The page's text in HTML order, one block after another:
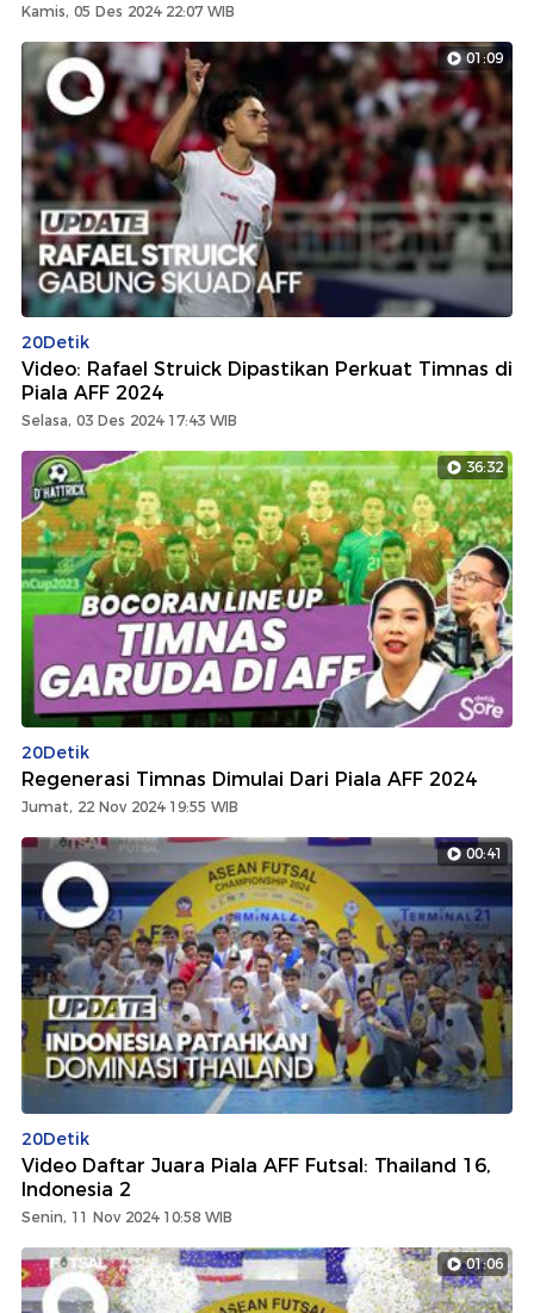
Kamis, 05 Des 2024 22:07 WIB
01:09
20Detik
Video: Rafael Struick Dipastikan Perkuat Timnas di
Piala AFF 2024
Selasa, 03 Des 2024 17:43 WIB
36:32
20Detik
Regenerasi Timnas Dimulai Dari Piala AFF 2024
Jumat, 22 Nov 2024 19:55 WIB
00:41
20Detik
Video Daftar Juara Piala AFF Futsal: Thailand 16,
Indonesia 2
Senin, 11 Nov 2024 10:58 WIB
01:06